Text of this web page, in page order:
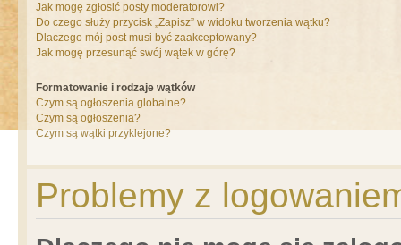
Jak mogę zgłosić posty moderatorowi?
Do czego służy przycisk „Zapisz” w widoku tworzenia wątku?
Dlaczego mój post musi być zaakceptowany?
Jak mogę przesunąć swój wątek w górę?
Formatowanie i rodzaje wątków
Czym są ogłoszenia globalne?
Czym są ogłoszenia?
Czym są wątki przyklejone?
Problemy z